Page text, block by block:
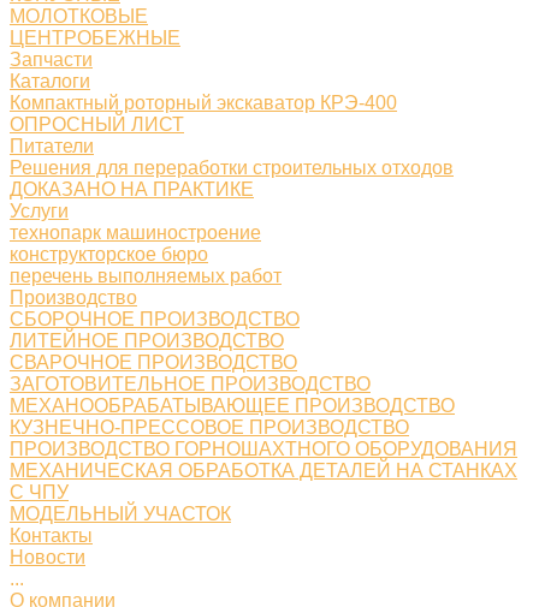
МОЛОТКОВЫЕ
ЦЕНТРОБЕЖНЫЕ
Запчасти
Каталоги
Компактный роторный экскаватор КРЭ-400
ОПРОСНЫЙ ЛИСТ
Питатели
Решения для переработки строительных отходов
ДОКАЗАНО НА ПРАКТИКЕ
Услуги
технопарк машиностроение
конструкторское бюро
перечень выполняемых работ
Производство
СБОРОЧНОЕ ПРОИЗВОДСТВО
ЛИТЕЙНОЕ ПРОИЗВОДСТВО
СВАРОЧНОЕ ПРОИЗВОДСТВО
ЗАГОТОВИТЕЛЬНОЕ ПРОИЗВОДСТВО
МЕХАНООБРАБАТЫВАЮЩЕЕ ПРОИЗВОДСТВО
КУЗНЕЧНО-ПРЕССОВОЕ ПРОИЗВОДСТВО
ПРОИЗВОДСТВО ГОРНОШАХТНОГО ОБОРУДОВАНИЯ
МЕХАНИЧЕСКАЯ ОБРАБОТКА ДЕТАЛЕЙ НА СТАНКАХ
С ЧПУ
МОДЕЛЬНЫЙ УЧАСТОК
Контакты
Новости
...
О компании